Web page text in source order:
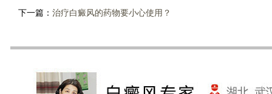
下一篇： 治疗白癜风的药物要小心使用？